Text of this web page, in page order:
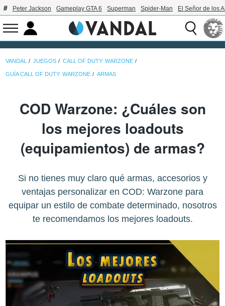
Peter Jackson Gameplay GTA 6 Superman Spider-Man El Señor de los
VANDAL JUEGOS CALL OF DUTY: WARZONE
GUÍA CALL OF DUTY: WARZONE ARMAS
COD Warzone: ¿Cuáles son
los mejores loadouts
(equipamientos) de armas?
Si no tienes muy claro qué armas, accesorios y
ventajas personalizar en COD: Warzone para
equipar un estilo de combate determinado, nosotros
te recomendamos los mejores loadouts.